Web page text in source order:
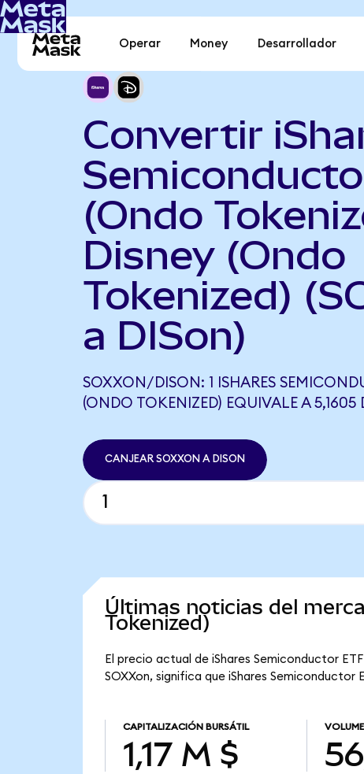
Operar Money Desarrollador
Convertir
(Ondo
Disney (Ondo
Tokenized)
a DISon)
SOXXON/DISON: 1 ISHARES
(ONDO TOKENIZED) EQUIVALE A 5,1605
CANJEAR SOXXON A DISON
Últimas noticias del
Tokenized)
El precio actual de iShares Semiconductor
SOXXon, significa que iShares Semiconductor
CAPITALIZACIÓN BURSÁTIL
1,17 M $